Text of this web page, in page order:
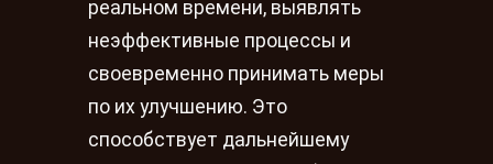
реальном времени, выявлять
неэффективные процессы и
своевременно принимать меры
по их улучшению. Это
способствует дальнейшему